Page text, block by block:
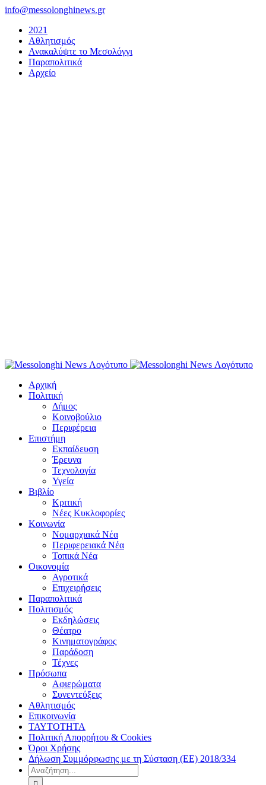
Μετάβαση
περιεχόμενο
info@messolonghinews.gr
2021
Αθλητισμός
Ανακαλύψτε το Μεσολόγγι
Παραπολιτικά
Αρχείο
Αρχική
Πολιτική
Δήμος
Κοινοβούλιο
Περιφέρεια
Επιστήμη
Εκπαίδευση
Έρευνα
Τεχνολογία
Υγεία
Βιβλίο
Κριτική
Νέες Κυκλοφορίες
Κοινωνία
Νομαρχιακά Νέα
Περιφερειακά Νέα
Τοπικά Νέα
Οικονομία
Αγροτικά
Επιχειρήσεις
Παραπολιτικά
Πολιτισμός
Εκδηλώσεις
Θέατρο
Κινηματογράφος
Παράδοση
Τέχνες
Πρόσωπα
Αφιερώματα
Συνεντεύξεις
Αθλητισμός
Επικοινωνία
ΤΑΥΤΟΤΗΤΑ
Πολιτική Απορρήτου & Cookies
Όροι Χρήσης
Δήλωση Συμμόρφωσης με τη Σύσταση (ΕΕ) 2018/334
Αναζήτηση
για: